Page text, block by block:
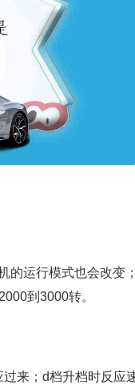
的运行模式也会改变
到3000转。
来；d档升档时反应